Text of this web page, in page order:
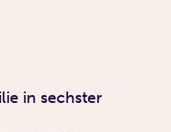
in sechster